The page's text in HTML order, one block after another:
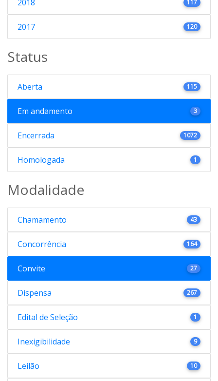
2018 117
2017 120
Status
Aberta 115
Em andamento 3
Encerrada 1072
Homologada 1
Modalidade
Chamamento 43
Concorrência 164
Convite 27
Dispensa 267
Edital de Seleção 1
Inexigibilidade 9
Leilão 10